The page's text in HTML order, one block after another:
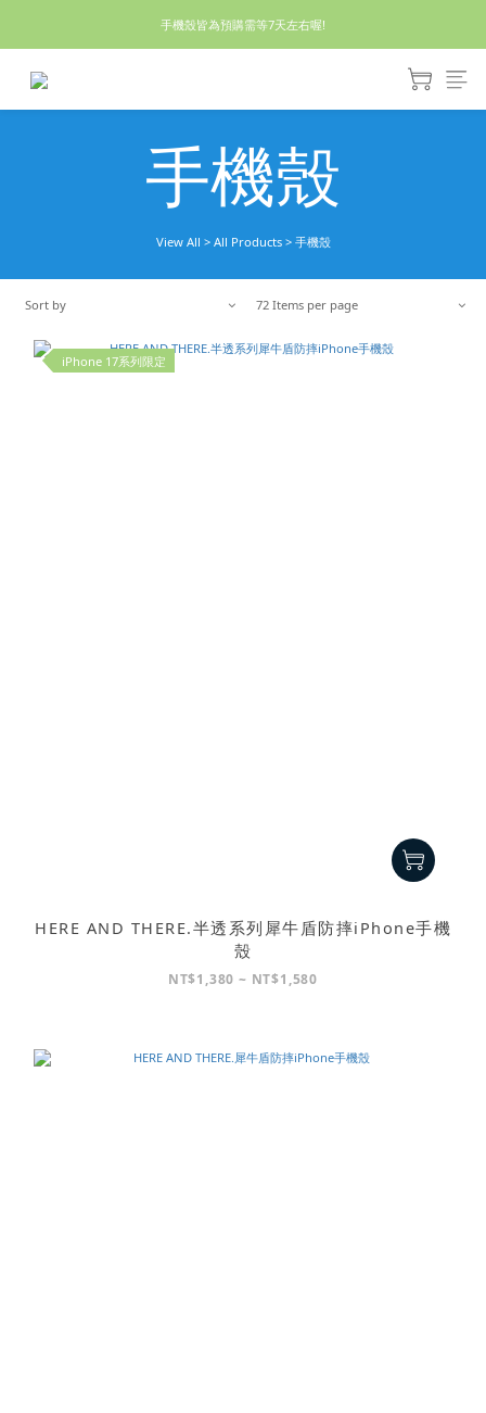
休假回來了!8/5恢復出貨₍˄•༝•˄₎◞✩
手機殼皆為預購需等7天左右喔!
亮綠澎澎夾棉立體相機包 預購中! 製作有點延遲預計八月中出貨
手機殼
View All > All Products> 手機殼
Sort by 72 Items per page
iPhone 17系列限定
HERE AND THERE.半透系列犀牛盾防摔iPhone手機
殼
NT$1,380 ~ NT$1,580